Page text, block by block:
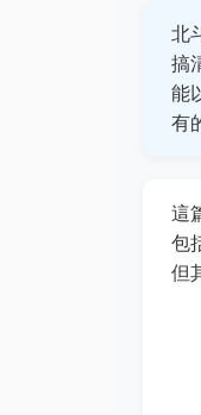
北
搞
能
有
這
包
但